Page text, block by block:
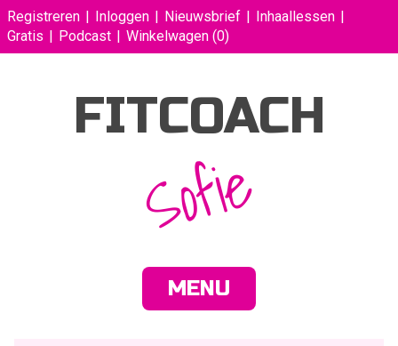
Registreren Inloggen Nieuwsbrief
Inhaallessen
Gratis
Podcast Winkelwagen (0)
FITCOACH
Sofie
MENU